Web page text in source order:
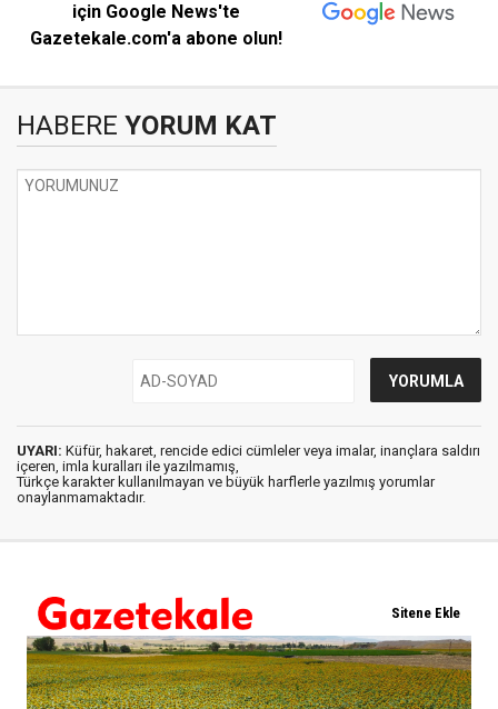
için Google News'te
Gazetekale.com'a abone olun!
HABERE YORUM KAT
UYARI: Küfür, hakaret, rencide edici cümleler veya imalar, inançlara saldırı
içeren, imla kuralları ile yazılmamış,
Türkçe karakter kullanılmayan ve büyük harflerle yazılmış yorumlar
onaylanmamaktadır.